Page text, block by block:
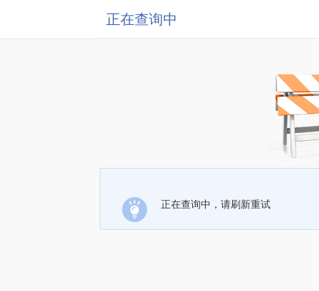
正在查询中
正在查询中，请刷新重试